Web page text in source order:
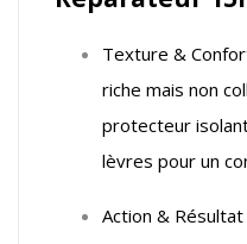
Texture &
riche mais non
protecteur
lèvres pour un
Action & Résultat